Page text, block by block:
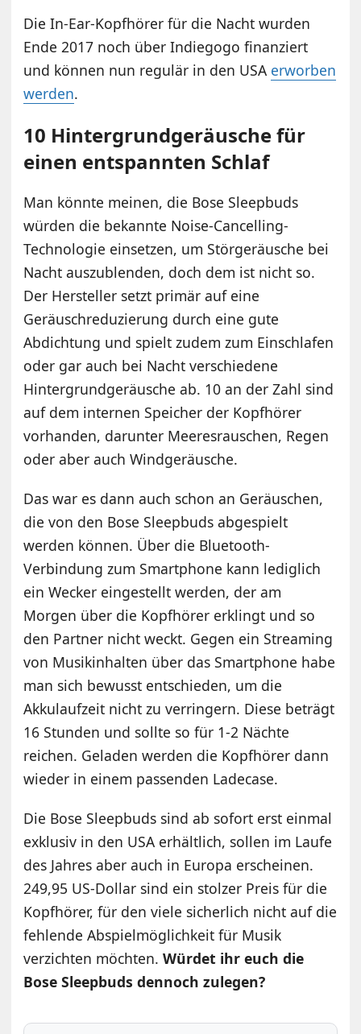
Die In-Ear-Kopfhörer für die Nacht wurden
Ende 2017 noch über Indiegogo finanziert
und können nun regulär in den USA erworben
werden.
10 Hintergrundgeräusche für
einen entspannten Schlaf
Man könnte meinen, die Bose Sleepbuds
würden die bekannte Noise-Cancelling-
Technologie einsetzen, um Störgeräusche bei
Nacht auszublenden, doch dem ist nicht so.
Der Hersteller setzt primär auf eine
Geräuschreduzierung durch eine gute
Abdichtung und spielt zudem zum Einschlafen
oder gar auch bei Nacht verschiedene
Hintergrundgeräusche ab. 10 an der Zahl sind
auf dem internen Speicher der Kopfhörer
vorhanden, darunter Meeresrauschen, Regen
oder aber auch Windgeräusche.
Das war es dann auch schon an Geräuschen,
die von den Bose Sleepbuds abgespielt
werden können. Über die Bluetooth-
Verbindung zum Smartphone kann lediglich
ein Wecker eingestellt werden, der am
Morgen über die Kopfhörer erklingt und so
den Partner nicht weckt. Gegen ein Streaming
von Musikinhalten über das Smartphone habe
man sich bewusst entschieden, um die
Akkulaufzeit nicht zu verringern. Diese beträgt
16 Stunden und sollte so für 1-2 Nächte
reichen. Geladen werden die Kopfhörer dann
wieder in einem passenden Ladecase.
Die Bose Sleepbuds sind ab sofort erst einmal
exklusiv in den USA erhältlich, sollen im Laufe
des Jahres aber auch in Europa erscheinen.
249,95 US-Dollar sind ein stolzer Preis für die
Kopfhörer, für den viele sicherlich nicht auf die
fehlende Abspielmöglichkeit für Musik
verzichten möchten.Würdet ihr euch die
Bose Sleepbuds dennoch zulegen?